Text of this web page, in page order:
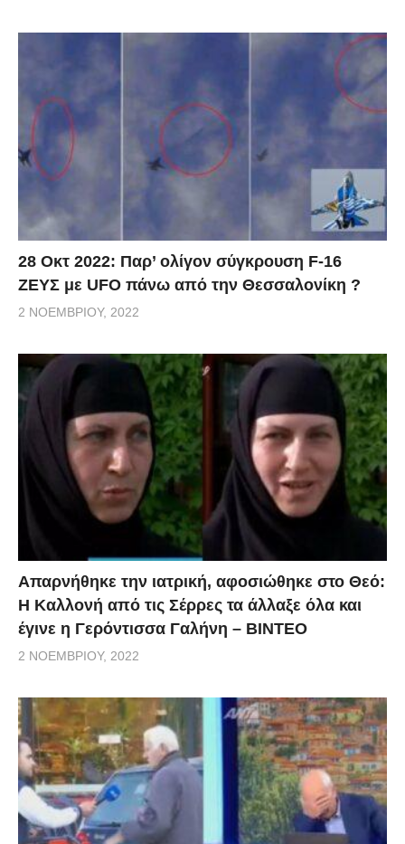
28 Οκτ 2022: Παρ’ ολίγον σύγκρουση F-16
ΖΕΥΣ με UFO πάνω από την Θεσσαλονίκη ?
2 ΝΟΕΜΒΡΊΟΥ, 2022
Απαρνήθηκε την ιατρική, αφοσιώθηκε στο Θεό:
Η Καλλονή από τις Σέρρες τα άλλαξε όλα και
έγινε η Γερόντισσα Γαλήνη – ΒΙΝΤΕΟ
2 ΝΟΕΜΒΡΊΟΥ, 2022